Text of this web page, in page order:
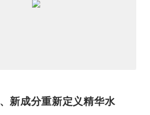
新成分重新定义精华水